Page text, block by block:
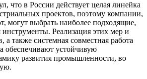
что в России действует целая линейка
проектов, поэтому компании,
могут выбрать наиболее подходящие,
Реализация этих мер и
а также системная совместная работа
обеспечивают устойчивую
развития промышленности, во